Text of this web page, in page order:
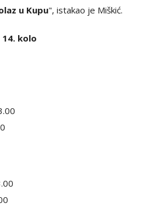
u Kupu", istakao je Miškić.
kolo